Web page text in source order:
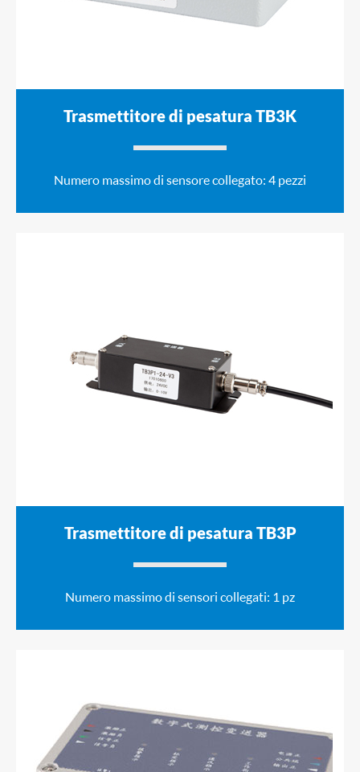
Trasmettitore di pesatura TB3K
Numero massimo di sensore collegato: 4 pezzi
Trasmettitore di pesatura TB3P
Numero massimo di sensori collegati: 1 pz